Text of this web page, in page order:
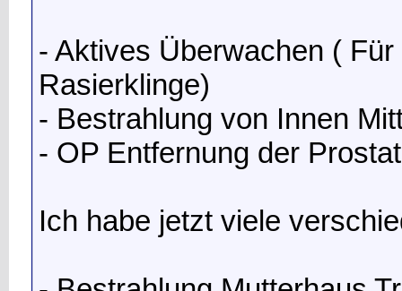
- Aktives Überwachen (
Rasierklinge)
- Bestrahlung von Innen
- OP Entfernung der
Ich habe jetzt viele